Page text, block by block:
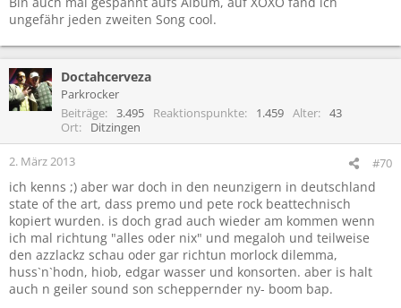
ungefähr jeden zweiten Song cool.
Doctahcerveza
Parkrocker
Beiträge
3.495 Reaktionspunkte 1.459 Alter
43
Ort
Ditzingen
2. März 2013 #70
ich kenns ;) aber war doch in den neunzigern in deutschland
state of the art, dass premo und pete rock beattechnisch
kopiert wurden. is doch grad auch wieder am kommen wenn
ich mal richtung "alles oder nix" und megaloh und teilweise
den azzlackz schau oder gar richtun morlock dilemma,
huss`n`hodn, hiob, edgar wasser und konsorten. aber is halt
auch n geiler sound son scheppernder ny- boom bap.